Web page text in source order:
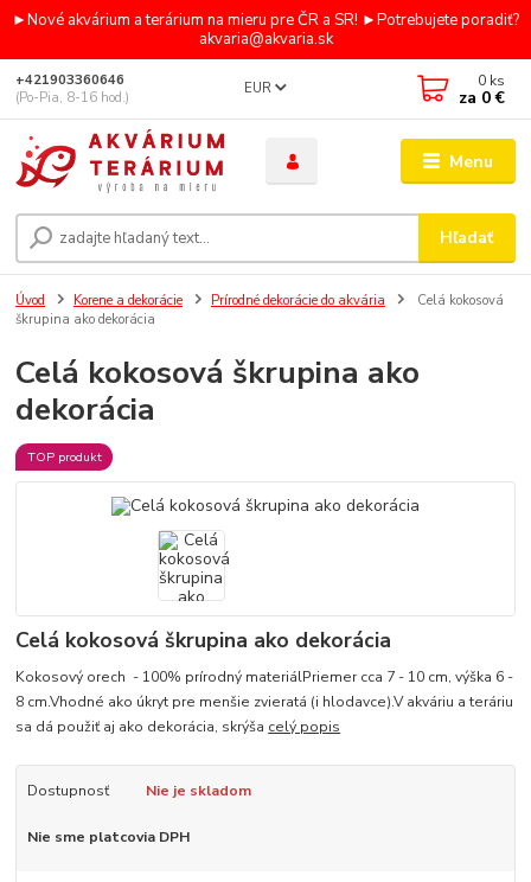
►Nové akvárium a terárium na mieru pre ČR a SR! ►Potrebujete poradiť?
akvaria@akvaria.sk
Menu
EUR
Hľadať
+421903360646
(Po-Pia, 8-16 hod.)
0 ks
za 0 €
Úvod Korene a dekorácie Prírodné dekorácie do akvária
Celá kokosová
škrupina ako dekorácia
Celá kokosová škrupina ako
dekorácia
TOP produkt
Celá kokosová škrupina ako dekorácia
Kokosový orech - 100% prírodný materiálPriemer cca 7 - 10 cm, výška 6 -
8 cm.Vhodné ako úkryt pre menšie zvieratá (i hlodavce).V akváriu a teráriu
sa dá použiť aj ako dekorácia, skrýša celý popis
Dostupnosť Nie je skladom
Nie sme platcovia DPH